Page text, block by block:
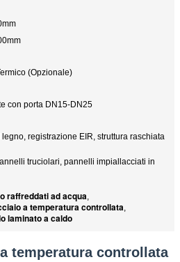
(Opzionale)
con porta DN15-DN25
registrazione EIR, struttura raschiata
truciolari, pannelli impiallacciati in
raffreddati ad acqua,
a temperatura controllata,
laminato a caldo
temperatura controllata